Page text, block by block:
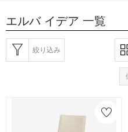
エルバ イデア 一覧
絞り込み